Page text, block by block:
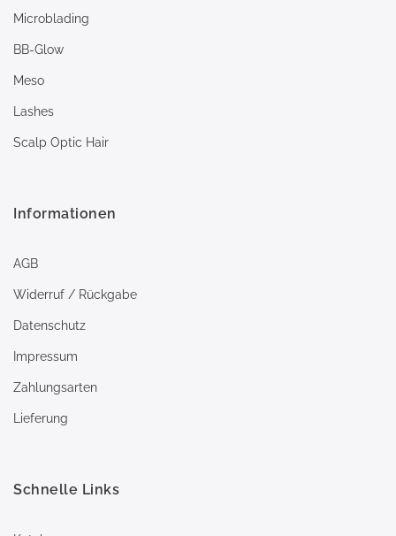
Microblading
BB-Glow
Meso
Lashes
Scalp Optic Hair
Informationen
AGB
Widerruf / Rückgabe
Datenschutz
Impressum
Zahlungsarten
Lieferung
Schnelle Links